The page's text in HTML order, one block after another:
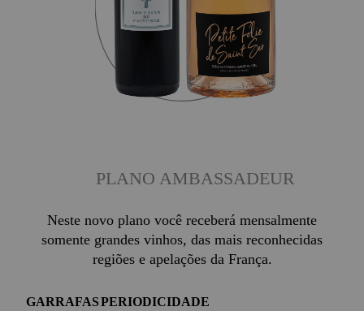
PLANO AMBASSADEUR
Neste novo plano você receberá mensalmente
somente grandes vinhos, das mais reconhecidas
regiões e apelações da França.
GARRAFASPERIODICIDADE